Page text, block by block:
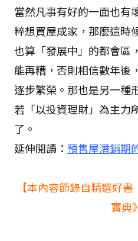
當然凡事有好的一面也有
粹想買屋成家，那麼這時
也算「發展中」的都會區
能再糟，否則相信數年後
逐步繁榮。那也是另一種
若「以投資理財」為主力
了。
延伸閱讀： 預售屋潛銷期
【本內容節錄自精選好
寶典